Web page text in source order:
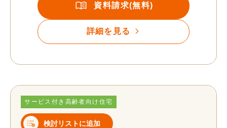
資料請求(無料)
詳細を見る
サービス付き高齢者向け住宅
検討リストに追加